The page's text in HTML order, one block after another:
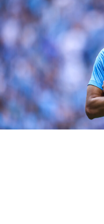
de Brasília). A partida
nacional. Uma provável
Grando; João Pedro,
Pepê e Carballo; Bitello,
Galvão.
Técnico: Renato
RELATED TOPICS: DESTAQUE
UP NEXT